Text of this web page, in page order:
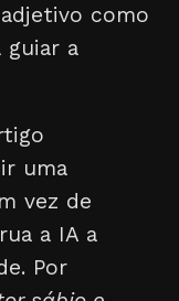
como
guiar a
uma
vez de
a IA a
Por